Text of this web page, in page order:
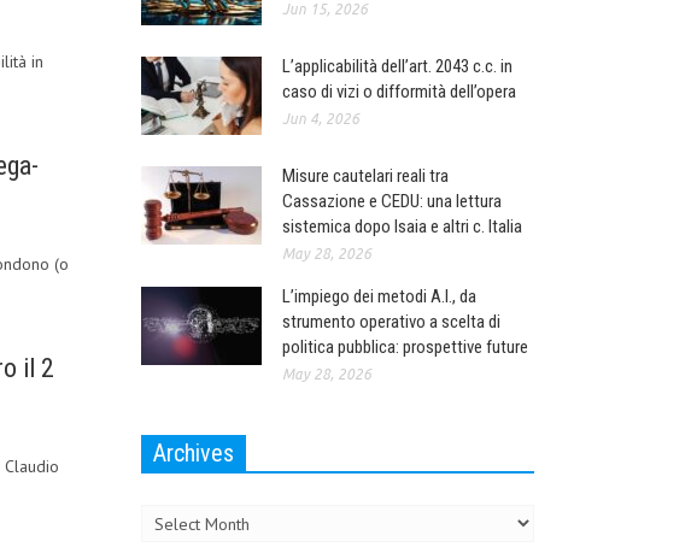
in
(o
il 2
Jun 15, 2026
L’applicabilità dell’art. 2043 c.c. in
caso di vizi o difformità dell’opera
Jun 4, 2026
Misure cautelari reali tra
Cassazione e CEDU: una lettura
sistemica dopo Isaia e altri c. Italia
May 28, 2026
L’impiego dei metodi A.I., da
strumento operativo a scelta di
politica pubblica: prospettive future
May 28, 2026
Archives